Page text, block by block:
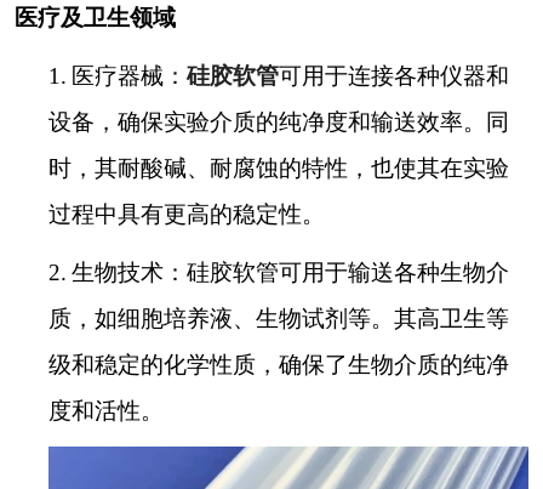
医疗及卫生领域
1. 医疗器械：硅胶软管可用于连接各种仪器和
设备，确保实验介质的纯净度和输送效率。同
时，其耐酸碱、耐腐蚀的特性，也使其在实验
过程中具有更高的稳定性。
2. 生物技术：硅胶软管可用于输送各种生物介
质，如细胞培养液、生物试剂等。其高卫生等
级和稳定的化学性质，确保了生物介质的纯净
度和活性。